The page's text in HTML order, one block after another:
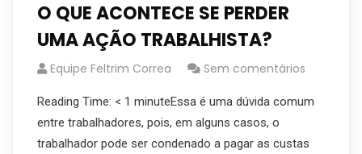
O QUE ACONTECE SE PERDER
UMA AÇÃO TRABALHISTA?
Equipe Feltrim Correa Sem comentários
Reading Time: < 1 minuteEssa é uma dúvida comum
entre trabalhadores, pois, em alguns casos, o
trabalhador pode ser condenado a pagar as custas